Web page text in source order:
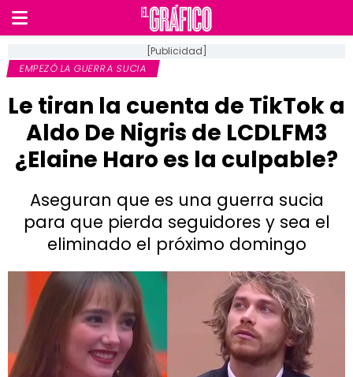
[Publicidad]
EMPEZÓ LA GUERRA SUCIA
Le tiran la cuenta de TikTok a
Aldo De Nigris de LCDLFM3
¿Elaine Haro es la culpable?
Aseguran que es una guerra sucia
para que pierda seguidores y sea el
eliminado el próximo domingo